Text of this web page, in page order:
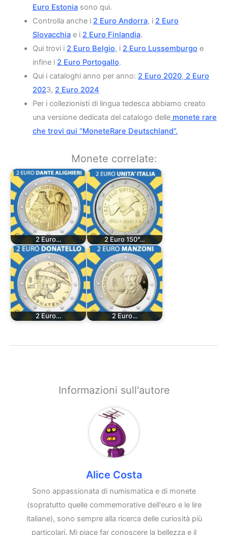
Euro Estoniasono qui.
Controlla anche i 2 Euro Andorra, i 2 Euro
Slovacchiae i 2 Euro Finlandia.
Qui trovi i 2 Euro Belgio, i 2 Euro Lussemburgo e
infine i 2 Euro Portogallo.
Qui i cataloghi anno per anno: 2 Euro 2020, 2 Euro
2023, 2 Euro 2024
Per i collezionisti di lingua tedesca abbiamo creato
una versione dedicata del catalogo dellemonete rare
che trovi qui “MoneteRare Deutschland”.
Monete correlate:
2 Euro… 2 Euro 150°…
2 Euro… 2 Euro…
Informazioni sull'autore
Alice Costa
Sono appassionata di numismatica e di monete
(sopratutto quelle commemorative dell'euro e le lire
italiane), sono sempre alla ricerca delle curiosità più
particolari. Mi piace far conoscere la bellezza e il